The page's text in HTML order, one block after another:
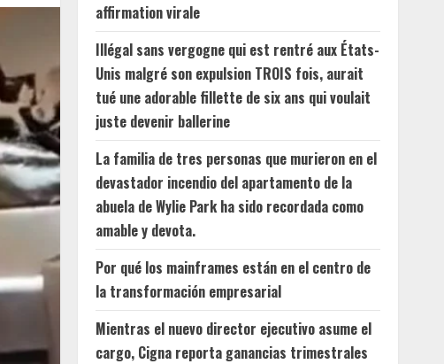
affirmation virale
Illégal sans vergogne qui est rentré aux États-
Unis malgré son expulsion TROIS fois, aurait
tué une adorable fillette de six ans qui voulait
juste devenir ballerine
La familia de tres personas que murieron en el
devastador incendio del apartamento de la
abuela de Wylie Park ha sido recordada como
amable y devota.
Por qué los mainframes están en el centro de
la transformación empresarial
Mientras el nuevo director ejecutivo asume el
cargo, Cigna reporta ganancias trimestrales